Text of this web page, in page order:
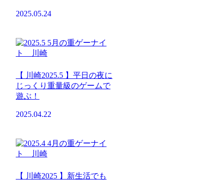
2025.05.24
【 川崎2025.5 】平日の夜に
じっくり重量級のゲームで
遊ぶ！
2025.04.22
【 川崎2025 】新生活でも